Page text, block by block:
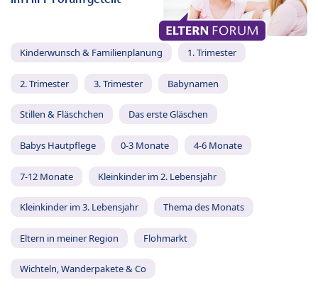
Kinderwunsch & Familienplanung 1. Trimester
2. Trimester 3. Trimester Babynamen
Stillen & Fläschchen Das erste Gläschen
Babys Hautpflege 0-3 Monate 4-6 Monate
7-12 Monate Kleinkinder im 2. Lebensjahr
Kleinkinder im 3. Lebensjahr Thema des Monats
Eltern in meiner Region Flohmarkt
Wichteln, Wanderpakete & Co